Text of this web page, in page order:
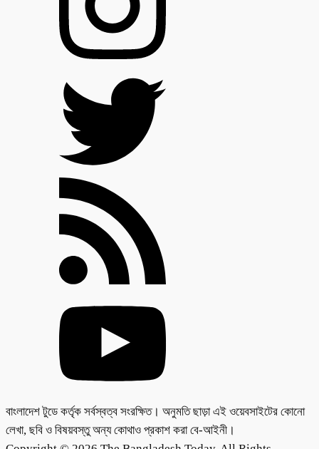
বাংলাদেশ টুডে কর্তৃক সর্বস্বত্ব সংরক্ষিত। অনুমতি ছাড়া এই ওয়েবসাইটের কোনো
লেখা, ছবি ও বিষয়বস্তু অন্য কোথাও প্রকাশ করা বে-আইনী।